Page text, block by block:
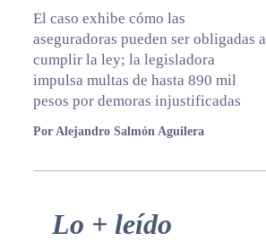
El caso exhibe cómo las
aseguradoras pueden ser obligadas a
cumplir la ley; la legisladora
impulsa multas de hasta 890 mil
pesos por demoras injustificadas
Por Alejandro Salmón Aguilera
Primary
Lo + leído